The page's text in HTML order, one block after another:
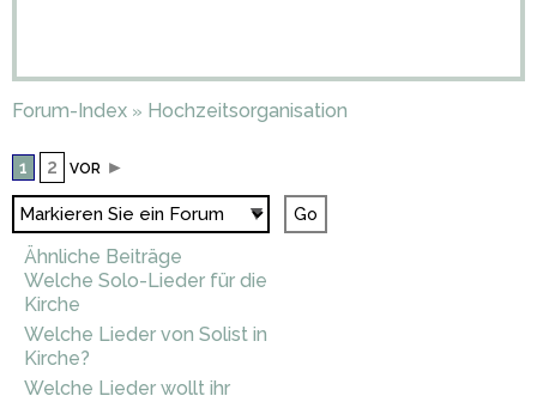
Forum-Index » Hochzeitsorganisation
1 2 VOR ►
Ähnliche Beiträge
Welche Solo-Lieder für die
Kirche
Welche Lieder von Solist in
Kirche?
Welche Lieder wollt ihr